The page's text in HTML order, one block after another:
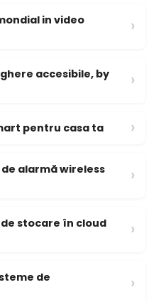
in video
›
accesibile, by
›
pentru casa ta ›
alarmă wireless
›
stocare în cloud
›
de
›